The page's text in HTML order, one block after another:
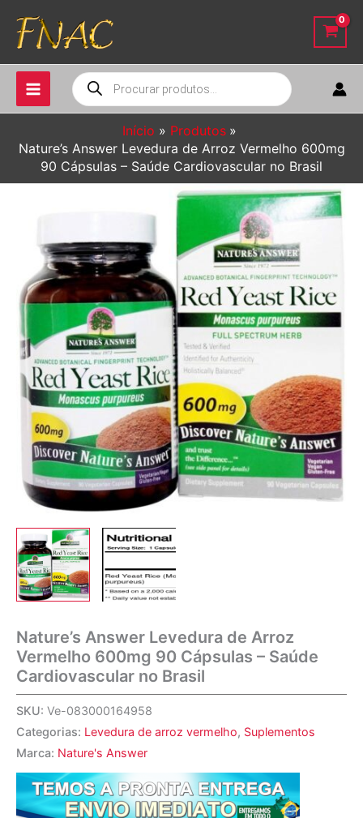
para
conteúdo
Pesquisar
produtos
Início
Produtos
Nature’s Answer Levedura de Arroz Vermelho 600mg
90 Cápsulas – Saúde Cardiovascular no Brasil
Nature’s Answer Levedura de Arroz
Vermelho 600mg 90 Cápsulas – Saúde
Cardiovascular no Brasil
SKU: Ve-083000164958
Categorias: Levedura de arroz vermelho, Suplementos
Marca: Nature's Answer